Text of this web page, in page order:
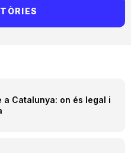
a Catalunya: on és legal i